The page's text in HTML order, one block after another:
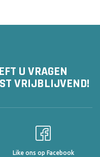
U VRAGEN
VRIJBLIJVEND!
Like ons op Facebook